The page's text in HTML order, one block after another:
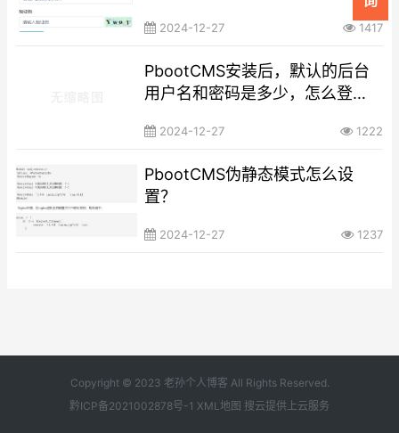
2024-12-27 1417
PbootCMS安装后，默认的后台
用户名和密码是多少，怎么登
2024-12-27 1222
PbootCMS伪静态模式怎么设
置？
2024-12-27 1237
Copyright © 2023 老孙个人博客 All Rights Reserved.
黔ICP备2021002878号-1 XML地图 搜云提供上云服务